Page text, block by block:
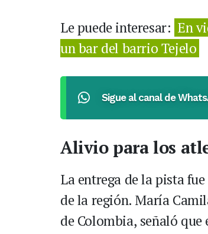
Le puede interesar: En
un bar del barrio Tejelo
Sigue al canal de
Alivio para los
La entrega de la pista
de la región. María
de Colombia, señaló